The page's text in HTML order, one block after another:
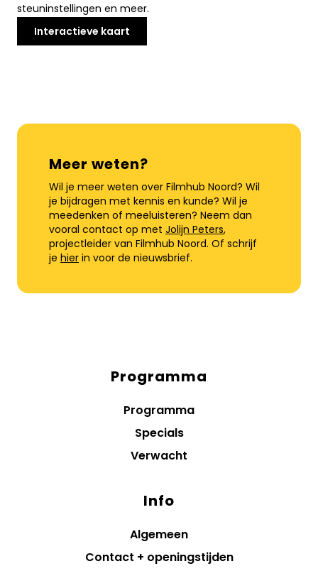
steuninstellingen en meer.
Interactieve kaart
Meer weten?
Wil je meer weten over Filmhub Noord? Wil
je bijdragen met kennis en kunde? Wil je
meedenken of meeluisteren? Neem dan
vooral contact op met Jolijn Peters,
projectleider van Filmhub Noord. Of schrijf
je hier in voor de nieuwsbrief.
Programma
Programma
Specials
Verwacht
Info
Algemeen
Contact + openingstijden